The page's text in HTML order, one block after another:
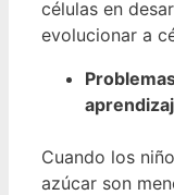
células en
evolucionar a
Cuando los
azúcar son